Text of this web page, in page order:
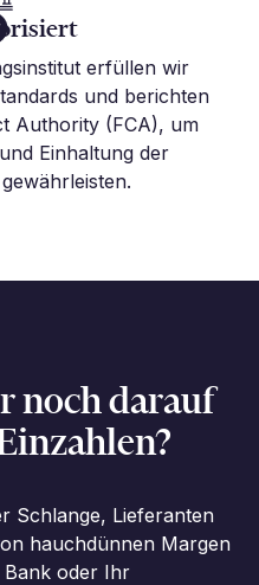
erfüllen wir
und berichten
Authority (FCA), um
Einhaltung der
noch darauf
Schlange, Lieferanten
hauchdünnen Margen
oder Ihr